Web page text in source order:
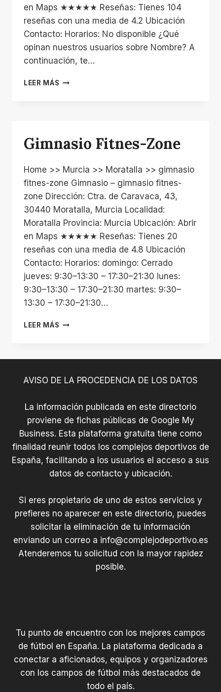
en Maps ★★★★★ Reseñas: Tienes 104
reseñas con una media de 4.2 Ubicación
Contacto: Horarios: No disponible ¿Qué
opinan nuestros usuarios sobre Nombre? A
continuación, te…
LEER MÁS PABELLÓN
Gimnasio Fitnes-Zone
Home >> Murcia >> Moratalla >> gimnasio
fitnes-zone Gimnasio – gimnasio fitnes-
zone Dirección: Ctra. de Caravaca, 43,
30440 Moratalla, Murcia Localidad:
Moratalla Provincia: Murcia Ubicación: Abrir
en Maps ★★★★★ Reseñas: Tienes 20
reseñas con una media de 4.8 Ubicación
Contacto: Horarios: domingo: Cerrado
jueves: 9:30–13:30 – 17:30–21:30 lunes:
9:30–13:30 – 17:30–21:30 martes: 9:30–
13:30 – 17:30–21:30…
LEER MÁS GIMNASIO
AVISO DE LA PROCEDENCIA DE LOS DATOS
La información publicada en este directorio
proviene de fichas públicas de Google My
Business. Esta plataforma gratuita tiene como
finalidad reunir todos los complejos deportivos de
España, facilitando a los usuarios el acceso a sus
datos de contacto y ubicación.
Si eres propietario de uno de estos servicios y
prefieres no aparecer en este directorio, puedes
solicitar la eliminación de tu información
enviando un correo a info@complejodeportivo.es
Atenderemos tu solicitud con la mayor rapidez
posible.
Tu punto de encuentro con los mejores campos
de fútbol en España. La plataforma dedicada a
conectar a aficionados, equipos y organizadores
con los campos de fútbol más destacados de
todo el país.